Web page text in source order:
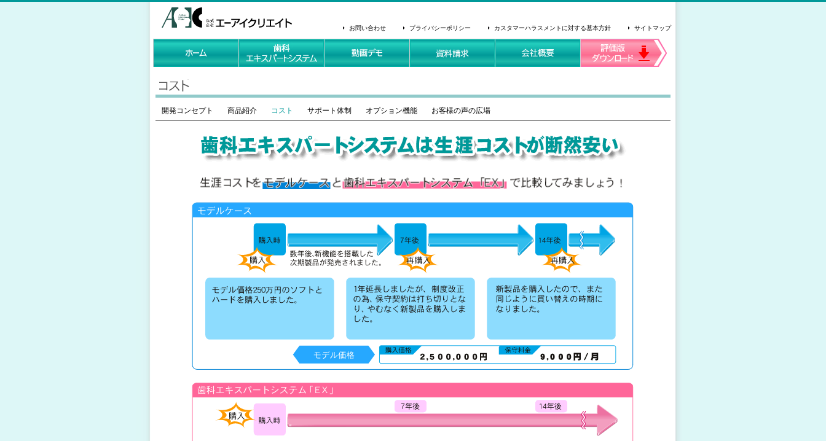
お問い合わせ プライバシーポリシー カスタマーハラスメントに対する基本方針 サイトマップ
開発コンセプト 商品紹介 コスト サポート体制 オプション機能 お客様の声の広場